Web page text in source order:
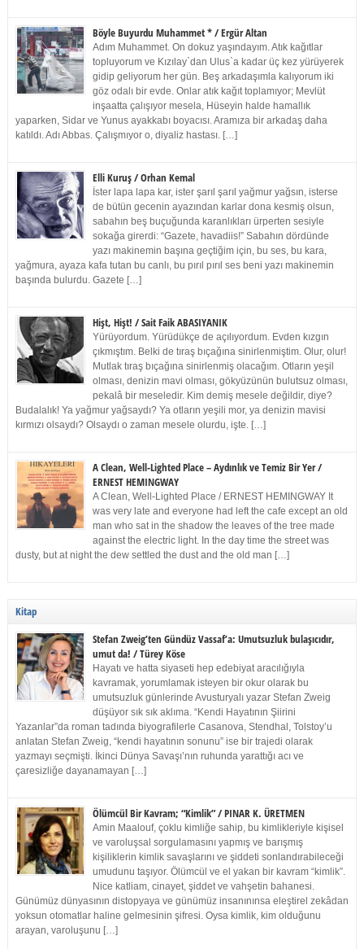
Böyle Buyurdu Muhammet * / Ergür Altan
Adım Muhammet. On dokuz yaşındayım. Atık kağıtlar
topluyorum ve Kızılay`dan Ulus`a kadar üç kez yürüyerek
gidip geliyorum her gün. Beş arkadaşımla kalıyorum iki
göz odalı bir evde. Onlar atık kağıt toplamıyor; Mevlüt
inşaatta çalışıyor mesela, Hüseyin halde hamallık
yaparken, Sidar ve Yunus ayakkabı boyacısı. Aramıza bir arkadaş daha
katıldı. Adı Abbas. Çalışmıyor o, diyaliz hastası. […]
Elli Kuruş / Orhan Kemal
İster lapa lapa kar, ister şarıl şarıl yağmur yağsın, isterse
de bütün gecenin ayazından karlar dona kesmiş olsun,
sabahın beş buçuğunda karanlıkları ürperten sesiyle
sokağa girerdi: “Gazete, havadiis!” Sabahın dördünde
yazı makinemin başına geçtiğim için, bu ses, bu kara,
yağmura, ayaza kafa tutan bu canlı, bu pırıl pırıl ses beni yazı makinemin
başında bulurdu. Gazete […]
Hişt, Hişt! / Sait Faik ABASIYANIK
Yürüyordum. Yürüdükçe de açılıyordum. Evden kızgın
çıkmıştım. Belki de tıraş bıçağına sinirlenmiştim. Olur, olur!
Mutlak tıraş bıçağına sinirlenmiş olacağım. Otların yeşil
olması, denizin mavi olması, gökyüzünün bulutsuz olması,
pekalâ bir meseledir. Kim demiş mesele değildir, diye?
Budalalık! Ya yağmur yağsaydı? Ya otların yeşili mor, ya denizin mavisi
kırmızı olsaydı? Olsaydı o zaman mesele olurdu, işte. […]
A Clean, Well-Lighted Place – Aydınlık ve Temiz Bir Yer /
ERNEST HEMINGWAY
A Clean, Well-Lighted Place / ERNEST HEMINGWAY It
was very late and everyone had left the cafe except an old
man who sat in the shadow the leaves of the tree made
against the electric light. In the day time the street was
dusty, but at night the dew settled the dust and the old man […]
Kitap
Stefan Zweig’ten Gündüz Vassaf’a: Umutsuzluk bulaşıcıdır,
umut da! / Türey Köse
Hayatı ve hatta siyaseti hep edebiyat aracılığıyla
kavramak, yorumlamak isteyen bir okur olarak bu
umutsuzluk günlerinde Avusturyalı yazar Stefan Zweig
düşüyor sık sık aklıma. “Kendi Hayatının Şiirini
Yazanlar”da roman tadında biyografilerle Casanova, Stendhal, Tolstoy’u
anlatan Stefan Zweig, “kendi hayatının sonunu” ise bir trajedi olarak
yazmayı seçmişti. İkinci Dünya Savaşı’nın ruhunda yarattığı acı ve
çaresizliğe dayanamayan […]
Ölümcül Bir Kavram; “Kimlik” / PINAR K. ÜRETMEN
Amin Maalouf, çoklu kimliğe sahip, bu kimlikleriyle kişisel
ve varoluşsal sorgulamasını yapmış ve barışmış
kişiliklerin kimlik savaşlarını ve şiddeti sonlandırabileceği
umudunu taşıyor. Ölümcül ve el yakan bir kavram “kimlik”.
Nice katliam, cinayet, şiddet ve vahşetin bahanesi.
Günümüz dünyasının distopyaya ve günümüz insanınınsa eleştirel zekâdan
yoksun otomatlar haline gelmesinin şifresi. Oysa kimlik, kim olduğunu
arayan, varoluşunu […]